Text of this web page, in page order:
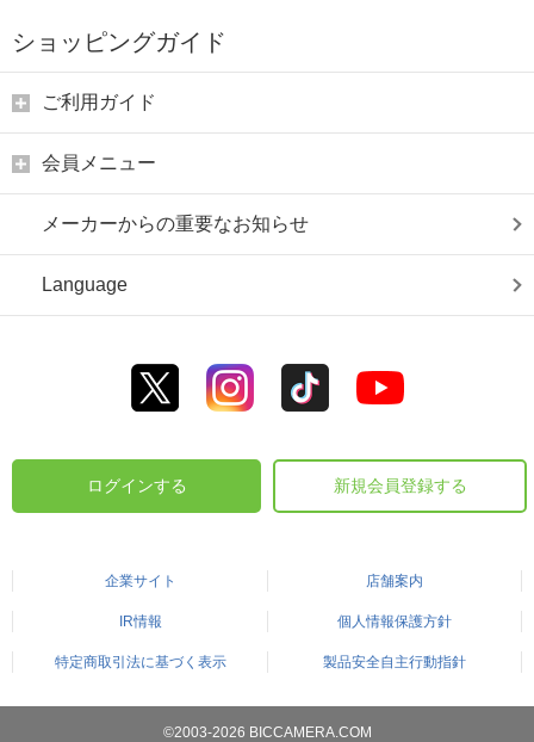
ショッピングガイド
ご利用ガイド
会員メニュー
メーカーからの重要なお知らせ
Language
ログインする 新規会員登録する
企業サイト 店舗案内
IR情報 個人情報保護方針
特定商取引法に基づく表示 製品安全自主行動指針
©2003-2026 BICCAMERA.COM